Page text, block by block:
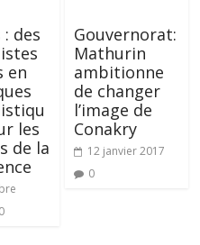
: des
en
les
de la
0
Gouvernorat:
Mathurin
ambitionne
de changer
l’image de
Conakry
12 janvier 2017
0